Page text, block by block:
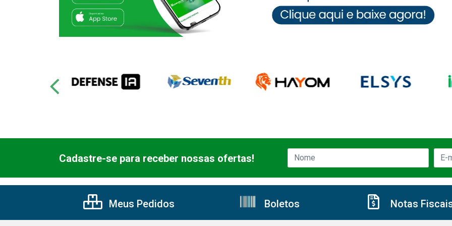
Cadastre-se para receber nossas ofertas!
Meus Pedidos Boletos Notas